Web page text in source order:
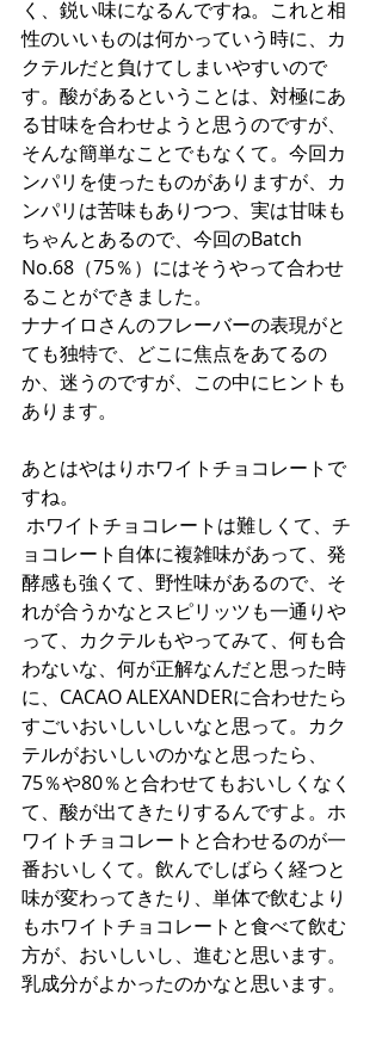
く、鋭い味になるんですね。これと相
性のいいものは何かっていう時に、カ
クテルだと負けてしまいやすいので
す。酸があるということは、対極にあ
る甘味を合わせようと思うのですが、
そんな簡単なことでもなくて。今回カ
ンパリを使ったものがありますが、カ
ンパリは苦味もありつつ、実は甘味も
ちゃんとあるので、今回のBatch
No.68（75％）にはそうやって合わせ
ることができました。
ナナイロさんのフレーバーの表現がと
ても独特で、どこに焦点をあてるの
か、迷うのですが、この中にヒントも
あります。
あとはやはりホワイトチョコレートで
すね。
ョコレート自体に複雑味があって、発
酵感も強くて、野性味があるので、そ
れが合うかなとスピリッツも一通りや
って、カクテルもやってみて、何も合
わないな、何が正解なんだと思った時
に、CACAO ALEXANDERに合わせたら
すごいおいしいしいなと思って。カク
テルがおいしいのかなと思ったら、
75％や80％と合わせてもおいしくなく
て、酸が出てきたりするんですよ。ホ
ワイトチョコレートと合わせるのが一
番おいしくて。飲んでしばらく経つと
味が変わってきたり、単体で飲むより
もホワイトチョコレートと食べて飲む
方が、おいしいし、進むと思います。
乳成分がよかったのかなと思います。